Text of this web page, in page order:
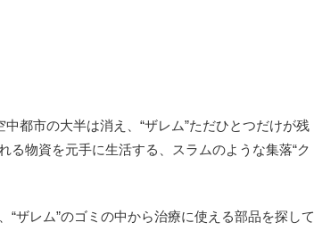
都市の大半は消え、“ザレム”ただひとつだけが残
る物資を元手に生活する、スラムのような集落“ク
“ザレム”のゴミの中から治療に使える部品を探して